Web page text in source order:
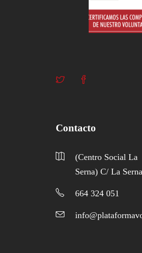
Contacto
(Centro Social La
Serna) C/ La
664 324 051